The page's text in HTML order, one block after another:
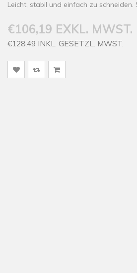
Leicht, stabil und einfach zu schneiden.
€106,19 EXKL. MWST.
€128,49 INKL. GESETZL. MWST.